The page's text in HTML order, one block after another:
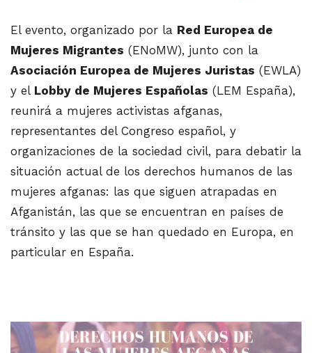
El evento, organizado por la Red Europea de
Mujeres Migrantes (ENoMW), junto con la
Asociación Europea de Mujeres Juristas (EWLA)
y el Lobby de Mujeres Españolas (LEM España),
reunirá a mujeres activistas afganas,
representantes del Congreso español, y
organizaciones de la sociedad civil, para debatir la
situación actual de los derechos humanos de las
mujeres afganas: las que siguen atrapadas en
Afganistán, las que se encuentran en países de
tránsito y las que se han quedado en Europa, en
particular en España.